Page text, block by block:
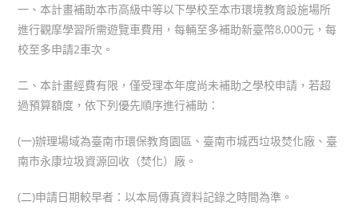
一、本計畫補助本市高級中等以下學校至本市環境教育設施場所
進行觀摩學習所需遊覽車費用，每輛至多補助新臺幣8,000元，每
校至多申請2車次。
二、本計畫經費有限，僅受理本年度尚未補助之學校申請，若超
過預算額度，依下列優先順序進行補助：
(一)辦理場域為臺南市環保教育園區、臺南市城西垃圾焚化廠、臺
南市永康垃圾資源回收（焚化）廠。
(二)申請日期較早者：以本局傳真資料記錄之時間為準。